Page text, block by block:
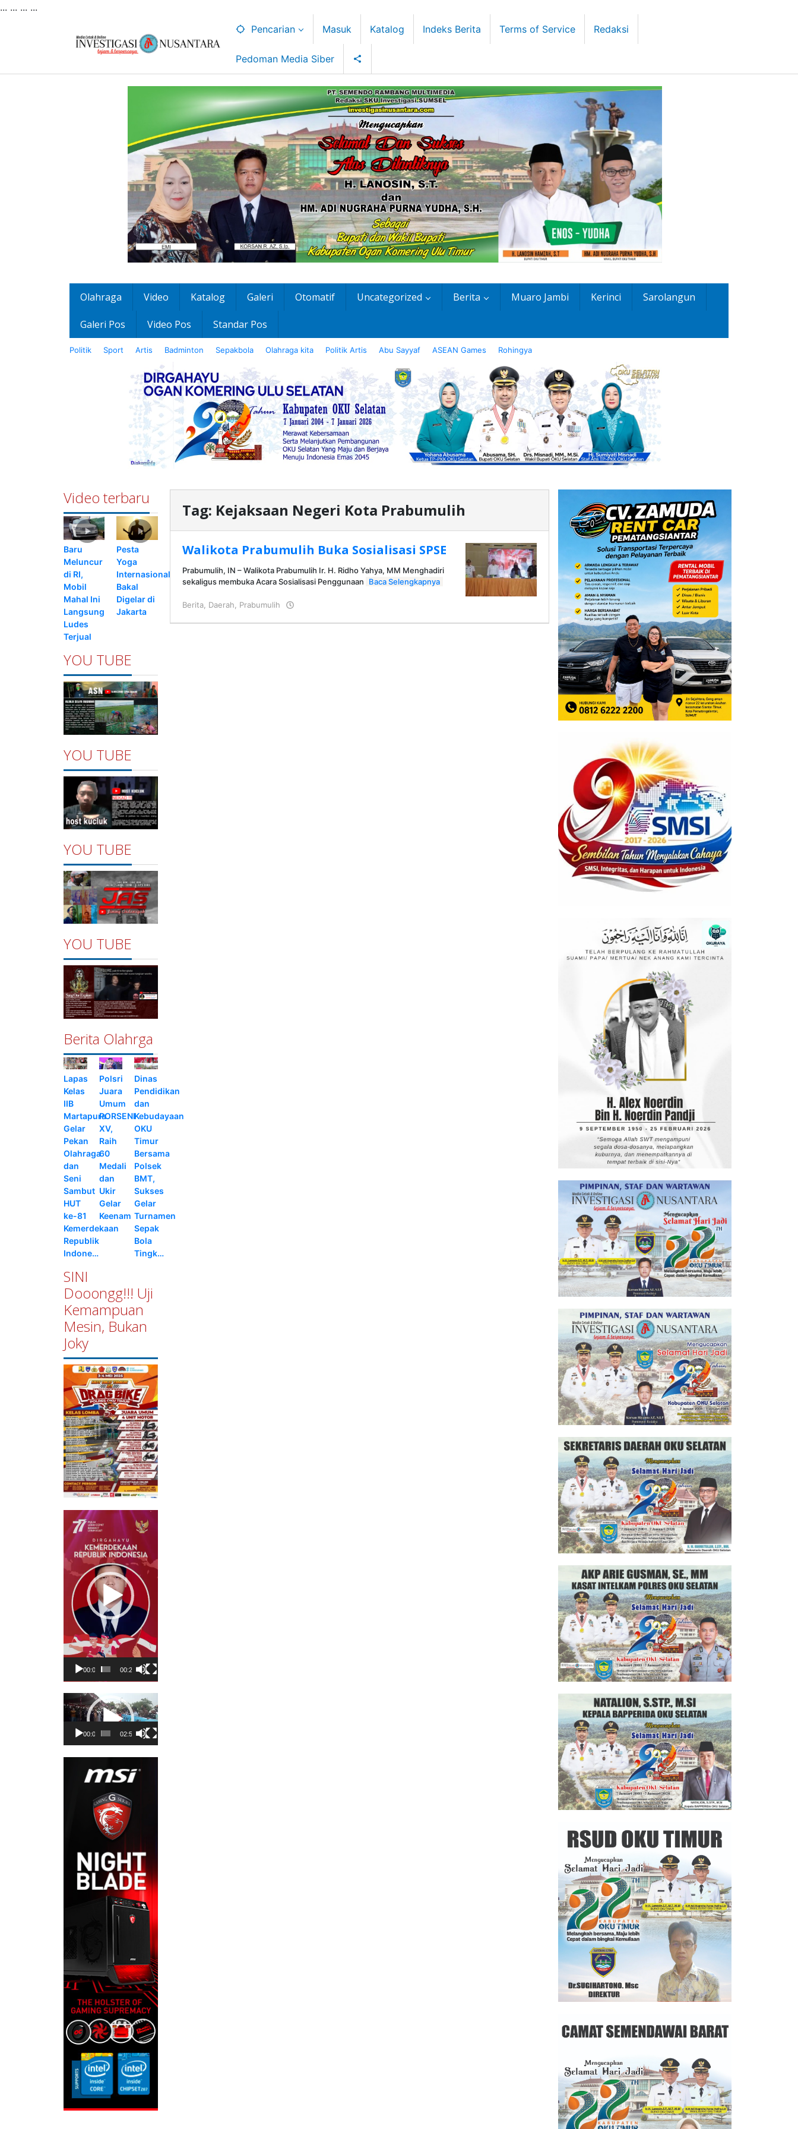
... ... ... ...
Pencarian Masuk Katalog Indeks Berita Terms of Service Redaksi
Pedoman Media Siber
Olahraga Video Katalog Galeri Otomatif Uncategorized Berita Muaro Jambi Kerinci Sarolangun
Galeri Pos Video Pos Standar Pos
Politik Sport Artis Badminton Sepakbola Olahraga kita Politik Artis Abu Sayyaf ASEAN Games Rohingya
Video terbaru
Baru
Meluncur
di RI,
Mobil
Mahal Ini
Langsung
Ludes
Terjual
Pesta
Yoga
Internasional
Bakal
Digelar di
Jakarta
YOU TUBE
YOU TUBE
YOU TUBE
YOU TUBE
Berita Olahrga
Lapas
Kelas
IIB
Martapura
Gelar
Pekan
Olahraga
dan
Seni
Sambut
HUT
ke-81
Kemerdekaan
Republik
Indone…
Polsri
Juara
Umum
PORSENI
XV,
Raih
60
Medali
dan
Ukir
Gelar
Keenam
Dinas
Pendidikan
dan
Kebudayaan
OKU
Timur
Bersama
Polsek
BMT,
Sukses
Gelar
Turnamen
Sepak
Bola
Tingk…
SINI
Dooongg!!! Uji
Kemampuan
Mesin, Bukan
Joky
Pemutar
Video
00:00 00:23
Pemutar
Video
00:00 02:50
Tag: Kejaksaan Negeri Kota Prabumulih
Walikota Prabumulih Buka Sosialisasi SPSE
Prabumulih, IN – Walikota Prabumulih Ir. H. Ridho Yahya, MM Menghadiri
sekaligus membuka Acara Sosialisasi Penggunaan
Baca Selengkapnya
Berita, Daerah, Prabumulih